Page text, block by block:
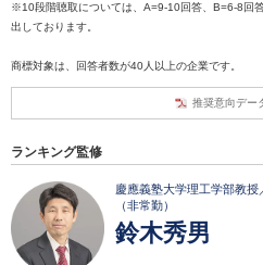
※10段階聴取については、A=9-10回答、B=6-8回
出しております。
商標対象は、回答者数が40人以上の企業です。
推奨意向デー
ランキング監修
慶應義塾大学理工学部教
（非常勤）
鈴木秀男